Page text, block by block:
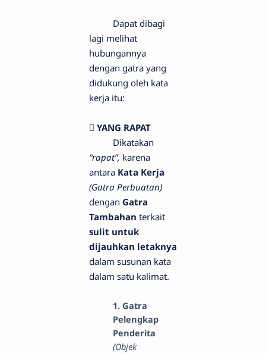
Dapat dibagi
lagi melihat
hubungannya
dengan gatra yang
didukung oleh kata
kerja itu:
 YANG RAPAT
Dikatakan
“rapat”, karena
antara Kata Kerja
(Gatra Perbuatan)
dengan Gatra
Tambahan terkait
sulit untuk
dijauhkan letaknya
dalam susunan kata
dalam satu kalimat.
1. Gatra
Pelengkap
Penderita
(Objek